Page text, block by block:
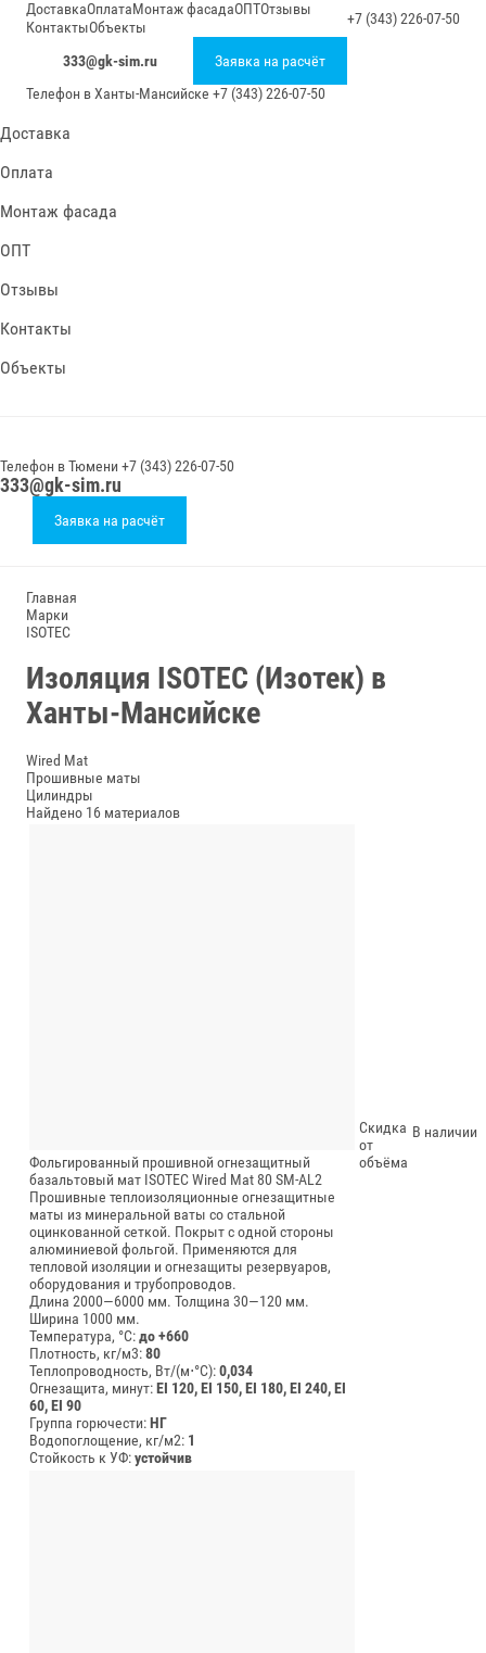
ДоставкаОплатаМонтаж фасадаОПТОтзывы
КонтактыОбъекты +7 (343) 226-07-50
333@gk-sim.ru
Заявка на расчёт
Телефон вХанты-Мансийске +7 (343) 226-07-50
Доставка
Оплата
Монтаж фасада
ОПТ
Отзывы
Контакты
Объекты
Телефон вТюмени +7 (343) 226-07-50
333@gk-sim.ru
Заявка на расчёт
Главная
Марки
ISOTEC
Изоляция ISOTEC (Изотек) в
Ханты-Мансийске
Wired Mat
Прошивные маты
Цилиндры
Найдено 16 материалов
Фольгированный прошивной огнезащитный
базальтовый мат ISOTEC Wired Mat 80 SM-AL2
Прошивные теплоизоляционные огнезащитные
маты из минеральной ваты со стальной
оцинкованной сеткой. Покрыт с одной стороны
алюминиевой фольгой. Применяются для
тепловой изоляции и огнезащиты резервуаров,
оборудования и трубопроводов.
Длина 2000—6000 мм. Толщина 30—120 мм.
Ширина 1000 мм.
Температура, °C:до +660
Плотность, кг/м3:80
Теплопроводность, Вт/(м⋅°С):0,034
Огнезащита, минут:EI 120, EI 150, EI 180, EI 240, EI
60, EI 90
Группа горючести:НГ
Водопоглощение, кг/м2: 1
Стойкость к УФ:устойчив
Скидка
от
объёма
В наличии